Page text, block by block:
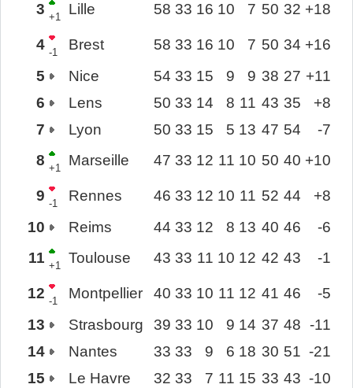
3 +1 Lille 58 33 16 10 7 50 32 +18
4 -1 Brest 58 33 16 10 7 50 34 +16
5
Nice 54 33 15 9 9 38 27 +11
6
Lens 50 33 14 8 11 43 35
+8
7
Lyon 50 33 15 5 13 47 54
-7
8 +1 Marseille 47 33 12 11 10 50 40 +10
9 -1 Rennes 46 33 12 10 11 52 44
+8
10
Reims 44 33 12 8 13 40 46
-6
11 +1 Toulouse 43 33 11 10 12 42 43 -1
12 -1 Montpellier 40 33 10 11 12 41 46
-5
13
Strasbourg 39 33 10 9 14 37 48 -11
14
Nantes 33 33 9 6 18 30 51 -21
15
Le Havre 32 33 7 11 15 33 43 -10